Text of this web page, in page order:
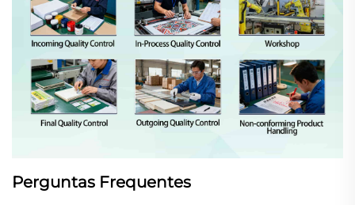
Perguntas Frequentes